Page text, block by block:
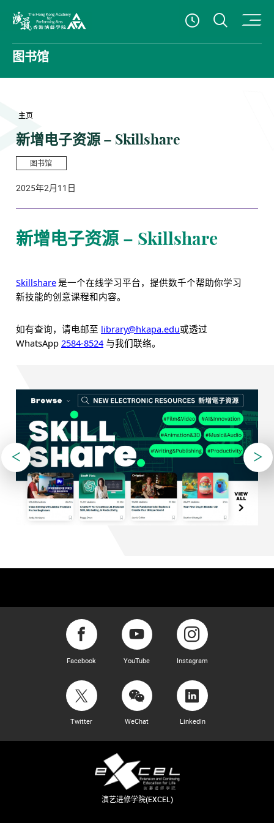
查看開放時
打开
图书馆
主页
新增电子资源 – Skillshare
图书馆
2025年2月11日
新增电子资源 – Skillshare
Skillshare是一个在线学习平台，提供数千个帮助你学习
新技能的创意课程和内容。
如有查询，请电邮⾄ library@hkapa.edu或透过
WhatsApp 2584-8524 与我们联络。
Facebook YouTube Instagram
Twitter WeChat LinkedIn
演艺进修学院(EXCEL)